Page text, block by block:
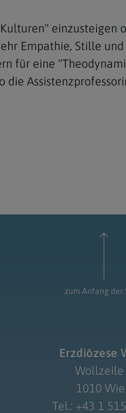
Empathie, Stille
für eine
die
zum Anfang der
Erzdiözese
Wollzeile
1010
Tel.: +43 1